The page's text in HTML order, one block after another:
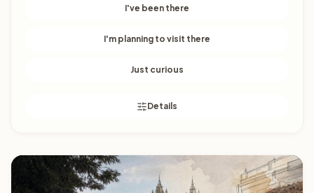
I've been there
I'm planning to visit there
Just curious
Details